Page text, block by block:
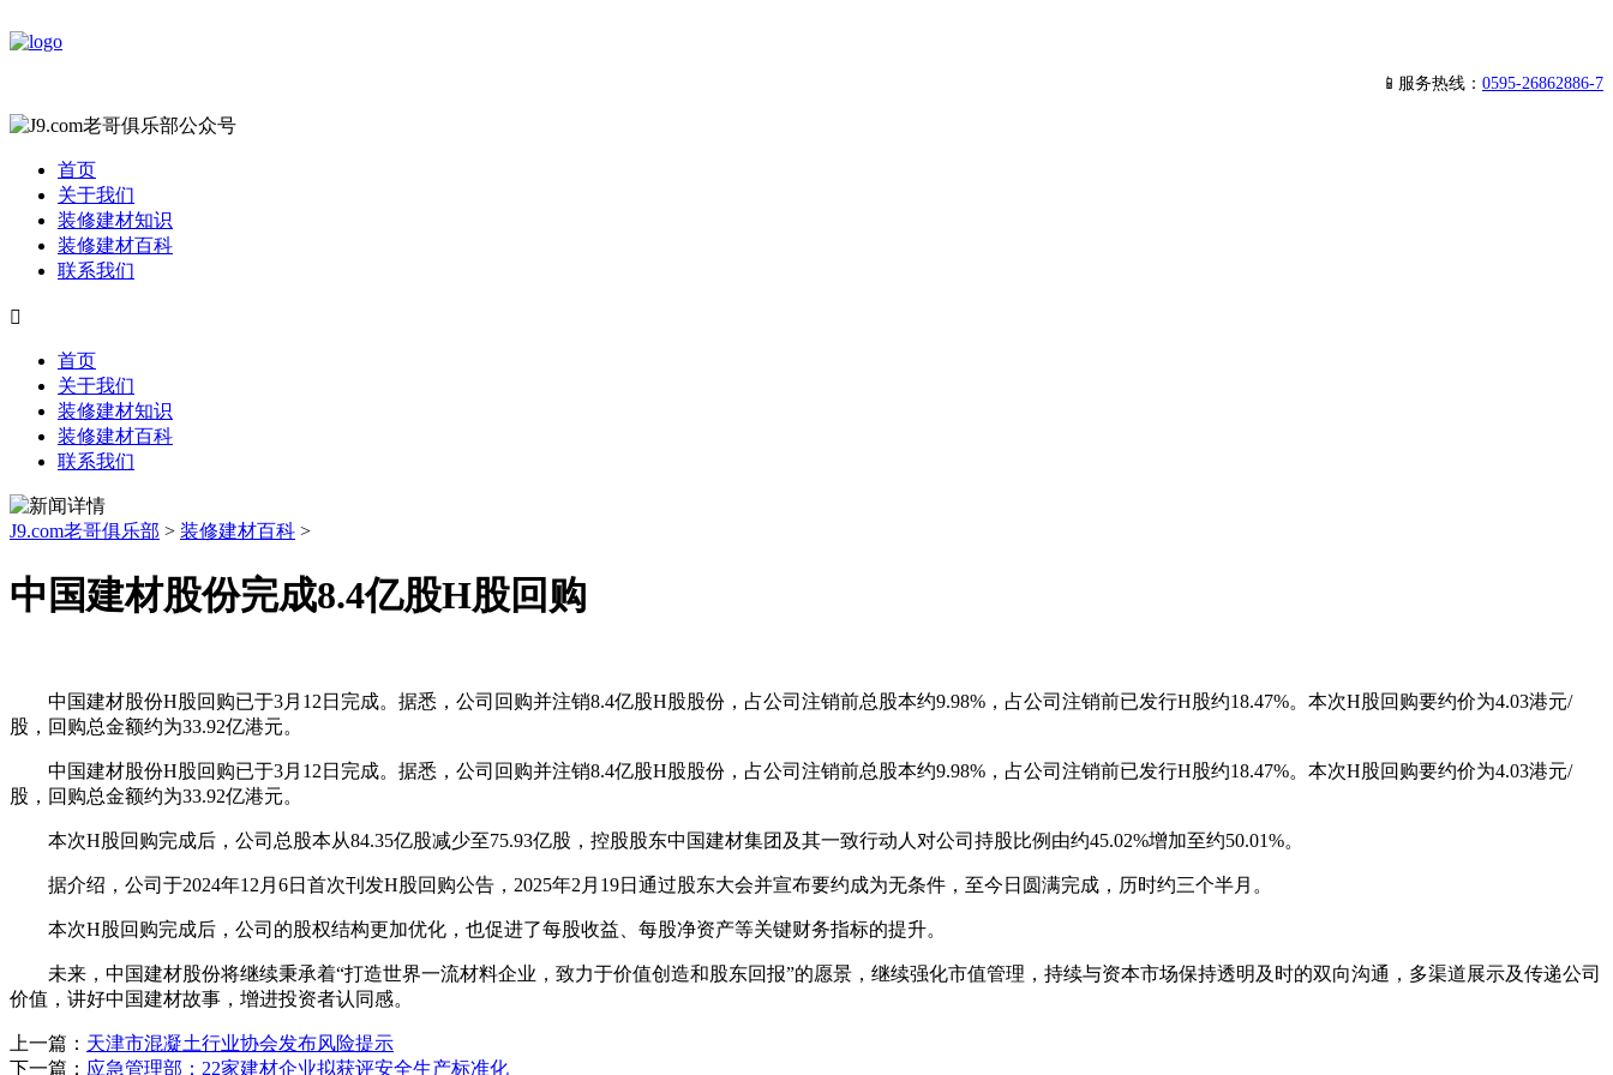
📱服务热线： 0595-26862886-7
首页
关于我们
装修建材知识
装修建材百科
联系我们

首页
关于我们
装修建材知识
装修建材百科
联系我们
J9.com老哥俱乐部 > 装修建材百科 >
中国建材股份完成8.4亿股H股回购
中国建材股份H股回购已于3月12日完成。据悉，公司回购并注销8.4亿股H股股份，占公司注销前总股本约9.98%，占公司注销前已发行H股约18.47%。本次H股回购要约价为4.03港元/
股，回购总金额约为33.92亿港元。
中国建材股份H股回购已于3月12日完成。据悉，公司回购并注销8.4亿股H股股份，占公司注销前总股本约9.98%，占公司注销前已发行H股约18.47%。本次H股回购要约价为4.03港元/
股，回购总金额约为33.92亿港元。
本次H股回购完成后，公司总股本从84.35亿股减少至75.93亿股，控股股东中国建材集团及其一致行动人对公司持股比例由约45.02%增加至约50.01%。
据介绍，公司于2024年12月6日首次刊发H股回购公告，2025年2月19日通过股东大会并宣布要约成为无条件，至今日圆满完成，历时约三个半月。
本次H股回购完成后，公司的股权结构更加优化，也促进了每股收益、每股净资产等关键财务指标的提升。
未来，中国建材股份将继续秉承着“打造世界一流材料企业，致力于价值创造和股东回报”的愿景，继续强化市值管理，持续与资本市场保持透明及时的双向沟通，多渠道展示及传递公司
价值，讲好中国建材故事，增进投资者认同感。
上一篇： 天津市混凝土行业协会发布风险提示
下一篇： 应急管理部：22家建材企业拟获评安全生产标准化